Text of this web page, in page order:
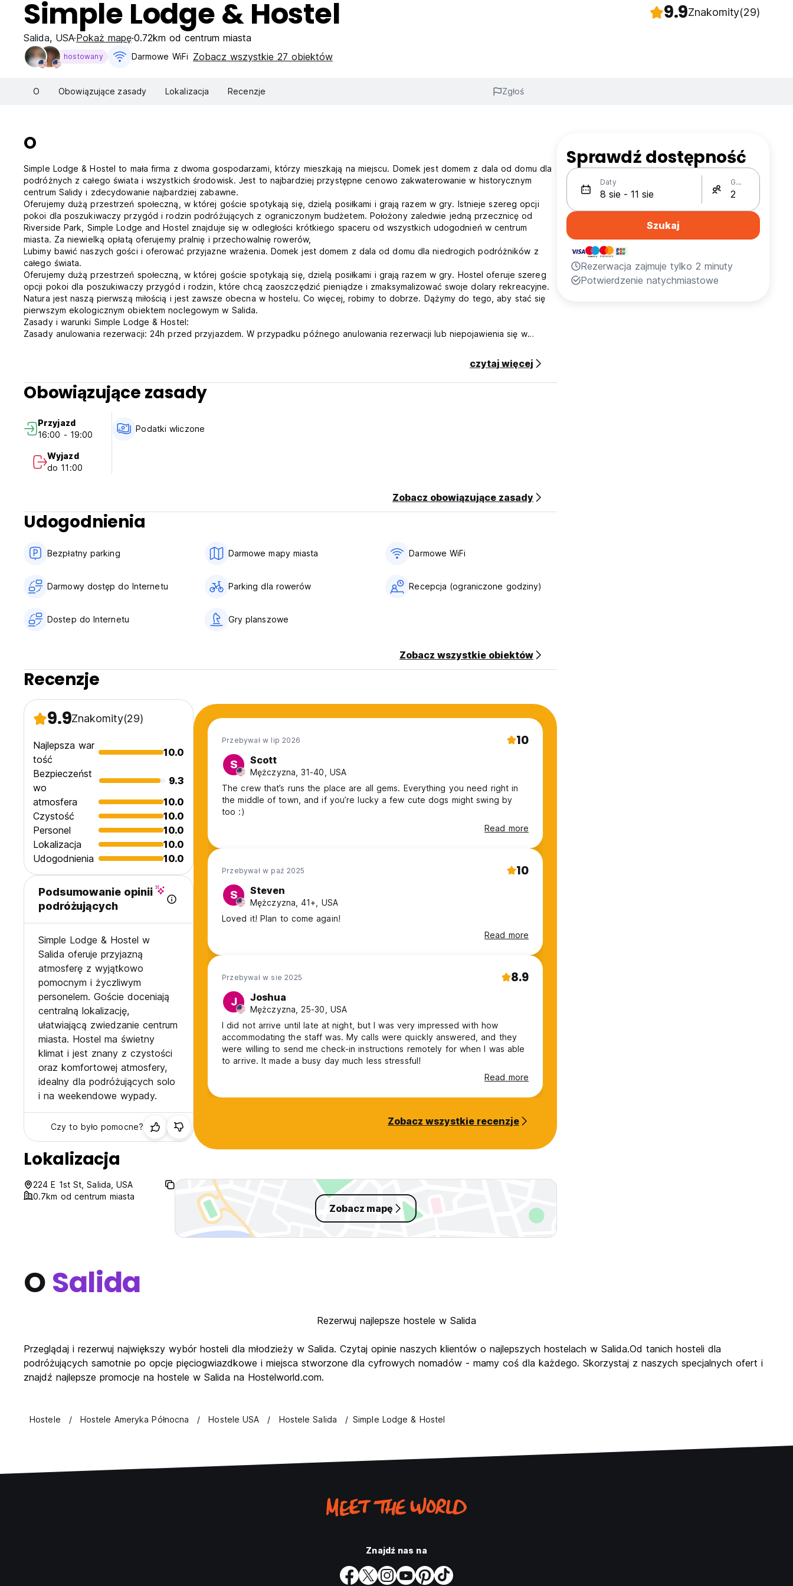
Simple Lodge & Hostel 9.9Znakomity(29)
Salida, USA Pokaż mapę 0.72km od centrum miasta
hostowany Darmowe WiFi Zobacz wszystkie 27 obiektów
O Obowiązujące zasady Lokalizacja Recenzje Zgłoś
O
Simple Lodge & Hostel to mała firma z dwoma gospodarzami, którzy mieszkają na miejscu. Domek jest domem z dala od domu dla
podróżnych z całego świata i wszystkich środowisk. Jest to najbardziej przystępne cenowo zakwaterowanie w historycznym
centrum Salidy i zdecydowanie najbardziej zabawne.
Oferujemy dużą przestrzeń społeczną, w której goście spotykają się, dzielą posiłkami i grają razem w gry. Istnieje szereg opcji
pokoi dla poszukiwaczy przygód i rodzin podróżujących z ograniczonym budżetem. Położony zaledwie jedną przecznicę od
Riverside Park, Simple Lodge and Hostel znajduje się w odległości krótkiego spaceru od wszystkich udogodnień w centrum
miasta. Za niewielką opłatą oferujemy pralnię i przechowalnię rowerów,
Lubimy bawić naszych gości i oferować przyjazne wrażenia. Domek jest domem z dala od domu dla niedrogich podróżników z
całego świata.
Oferujemy dużą przestrzeń społeczną, w której goście spotykają się, dzielą posiłkami i grają razem w gry. Hostel oferuje szereg
opcji pokoi dla poszukiwaczy przygód i rodzin, które chcą zaoszczędzić pieniądze i zmaksymalizować swoje dolary rekreacyjne.
Natura jest naszą pierwszą miłością i jest zawsze obecna w hostelu. Co więcej, robimy to dobrze. Dążymy do tego, aby stać się
pierwszym ekologicznym obiektem noclegowym w Salida.
Zasady i warunki Simple Lodge & Hostel:
Zasady anulowania rezerwacji: 24h przed przyjazdem. W przypadku późnego anulowania rezerwacji lub niepojawienia się w
Płatność po przyjeździe kartą kredytową lub debetową.
Podatki nie są wliczone w cenę - 9,80%
Podatki nie są wliczone w cenę - podatek od zakwaterowania w wysokości 3,66 USD za osobę za noc.
Ogólne:
Recepcja: od 12:00 do 20:00
Brak godziny policyjnej. (Auto-translated from original language)
czytaj więcej
Obowiązujące zasady
Przyjazd
16:00 - 19:00
Wyjazd
do 11:00
Podatki wliczone
Zobacz obowiązujące zasady
Udogodnienia
Bezpłatny parking Darmowe mapy miasta Darmowe WiFi
Darmowy dostęp do Internetu Parking dla rowerów Recepcja (ograniczone godziny)
Dostep do Internetu Gry planszowe
Zobacz wszystkie obiektów
Recenzje
9.9Znakomity(29)
Najlepsza war
tość
10.0
Bezpieczeńst
wo
9.3
atmosfera
10.0
Czystość
10.0
Personel
10.0
Lokalizacja
10.0
Udogodnienia
10.0
Podsumowanie opinii
podróżujących
Simple Lodge & Hostel w
Salida oferuje przyjazną
atmosferę z wyjątkowo
pomocnym i życzliwym
personelem. Goście doceniają
centralną lokalizację,
ułatwiającą zwiedzanie centrum
miasta. Hostel ma świetny
klimat i jest znany z czystości
oraz komfortowej atmosfery,
idealny dla podróżujących solo
i na weekendowe wypady.
Czy to było pomocne?
Przebywał w lip 2026 10
S Scott
Mężczyzna, 31-40, USA
The crew that’s runs the place are all gems. Everything you need right in
the middle of town, and if you’re lucky a few cute dogs might swing by
too :)
Read more
Przebywał w paź 2025 10
S Steven
Mężczyzna, 41+, USA
Loved it! Plan to come again!
Read more
Przebywał w sie 2025 8.9
J Joshua
Mężczyzna, 25-30, USA
I did not arrive until late at night, but I was very impressed with how
accommodating the staff was. My calls were quickly answered, and they
were willing to send me check-in instructions remotely for when I was able
to arrive. It made a busy day much less stressful!
Read more
Zobacz wszystkie recenzje
Lokalizacja
224 E 1st St, Salida, USA
0.7km od centrum miasta
Zobacz mapę
Sprawdź dostępność
Daty Gości
Szukaj
Rezerwacja zajmuje tylko 2 minuty
Potwierdzenie natychmiastowe
OSalida
Rezerwuj najlepsze hostele w Salida
Przeglądaj i rezerwuj największy wybór hosteli dla młodzieży w Salida. Czytaj opinie naszych klientów o najlepszych hostelach w Salida.Od tanich hosteli dla
podróżujących samotnie po opcje pięciogwiazdkowe i miejsca stworzone dla cyfrowych nomadów - mamy coś dla każdego. Skorzystaj z naszych specjalnych ofert i
znajdź najlepsze promocje na hostele w Salida na Hostelworld.com.
Hostele Hostele Ameryka Północna Hostele USA Hostele Salida Simple Lodge & Hostel
Znajdź nas na